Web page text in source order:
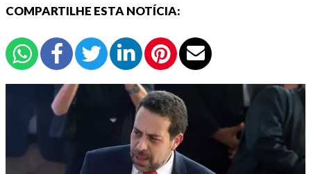
COMPARTILHE ESTA NOTÍCIA: